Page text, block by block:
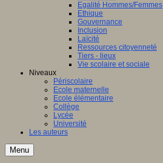
Egalité Hommes/Femmes
Ethique
Gouvernance
Inclusion
Laïcité
Ressources citoyenneté
Tiers - lieux
Vie scolaire et sociale
Niveaux
Périscolaire
Ecole maternelle
Ecole élémentaire
Collège
Lycée
Université
Les auteurs
Menu